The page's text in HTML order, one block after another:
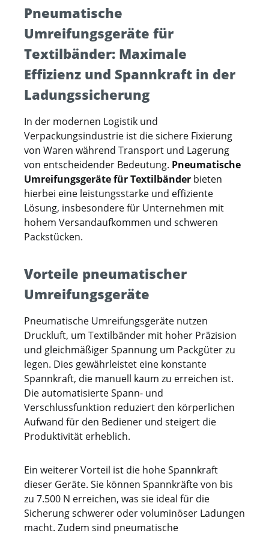
vorgespannt werden kann. Weiterhin gibt es
im Zubehör ein Rundumreifer für
Packstücke mit geringer Auflagefläche.
Ebenfalls optional verfügbar ist ein
Aufhängebügel für das Arbeiten mit
Federzug. Der Handschutzbügel vermindert
Verletzungsrisiken beim Verzurren. Damit
Gewebe- und Textilband zuverlässige und
effiziente Lösungen. Unser Team berät Sie
gerne kompetent in allen Fragen zur
Auswahl für das optimale Werkzeug.
Pneumatische
Umreifungsgeräte für
Textilbänder: Maximale
Effizienz und Spannkraft in der
Ladungssicherung
In der modernen Logistik und
Verpackungsindustrie ist die sichere Fixierung
von Waren während Transport und Lagerung
von entscheidender Bedeutung. Pneumatische
Umreifungsgeräte für Textilbänder bieten
hierbei eine leistungsstarke und effiziente
Lösung, insbesondere für Unternehmen mit
hohem Versandaufkommen und schweren
Packstücken.
Vorteile pneumatischer
Umreifungsgeräte
Pneumatische Umreifungsgeräte nutzen
Druckluft, um Textilbänder mit hoher Präzision
und gleichmäßiger Spannung um Packgüter zu
legen. Dies gewährleistet eine konstante
Spannkraft, die manuell kaum zu erreichen ist.
Die automatisierte Spann- und
Verschlussfunktion reduziert den körperlichen
Aufwand für den Bediener und steigert die
Produktivität erheblich.
Ein weiterer Vorteil ist die hohe Spannkraft
dieser Geräte. Sie können Spannkräfte von bis
zu 7.500 N erreichen, was sie ideal für die
Sicherung schwerer oder voluminöser Ladungen
macht. Zudem sind pneumatische